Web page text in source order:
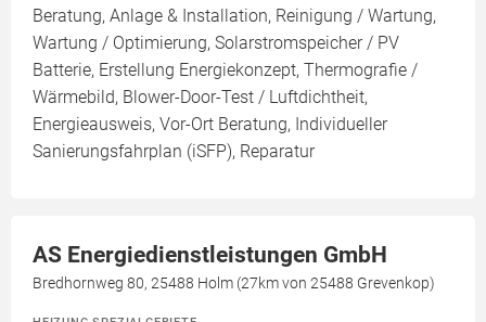
Beratung, Anlage & Installation, Reinigung / Wartung,
Wartung / Optimierung, Solarstromspeicher / PV
Batterie, Erstellung Energiekonzept, Thermografie /
Wärmebild, Blower-Door-Test / Luftdichtheit,
Energieausweis, Vor-Ort Beratung, Individueller
Sanierungsfahrplan (iSFP), Reparatur
AS Energiedienstleistungen GmbH
Bredhornweg 80, 25488 Holm (27km von 25488 Grevenkop)